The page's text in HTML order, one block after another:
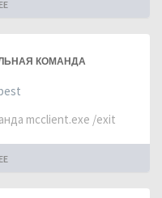
КОМАНДА
mcclient.exe /exit